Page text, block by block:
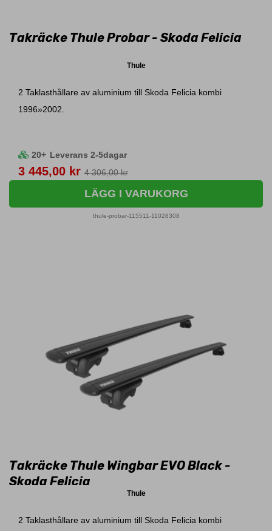
Takräcke Thule Probar - Skoda Felicia
Thule
2 Taklasthållare av aluminium till Skoda Felicia kombi
1996»2002.
20+ Leverans 2-5dagar
Pris
3 445,00 kr 4 306,00 kr
LÄGG I VARUKORG
thule-probar-115511-11028308
Takräcke Thule Wingbar EVO Black -
Skoda Felicia
Thule
2 Taklasthållare av aluminium till Skoda Felicia kombi